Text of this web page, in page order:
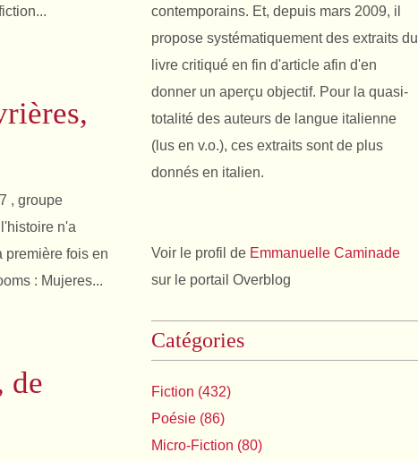
, groupe
n'a
première fois en
: Mujeres...
de
contemporains. Et, depuis mars 2009, il
propose systématiquement des extraits du
livre critiqué en fin d'article afin d'en
donner un aperçu objectif. Pour la quasi-
totalité des auteurs de langue italienne
(lus en v.o.), ces extraits sont de plus
donnés en italien.
Voir le profil de Emmanuelle Caminade
sur le portail Overblog
Catégories
Fiction (432)
Poésie (86)
Micro-Fiction (80)